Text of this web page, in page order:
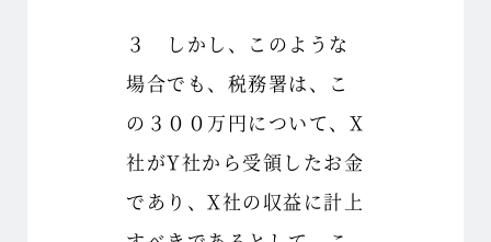
３ しかし、このような
場合でも、税務署は、こ
の３００万円について、X
社がY社から受領したお金
であり、X社の収益に計上